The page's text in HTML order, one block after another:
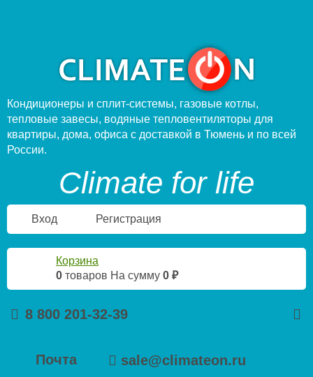
Кондиционеры и сплит-системы, газовые котлы,
тепловые завесы, водяные тепловентиляторы для
квартиры, дома, офиса с доставкой в Тюмень и по всей
России.
Climate for life
Вход Регистрация
Корзина
0 товаров На сумму 0 ₽
8 800 201-32-39
Почта sale@climateon.ru